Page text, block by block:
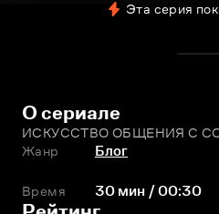
Эта серия
О сериале
ИСКУССТВО ОБЩЕНИЯ С
Жанр
Блог
Время 30 мин / 00:30